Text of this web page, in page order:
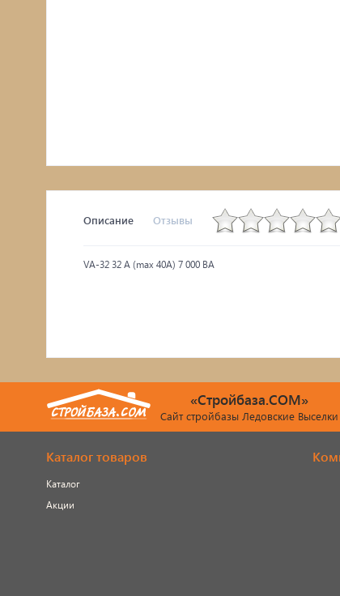
Описание Отзывы
VА-32 32 А (max 40A) 7 000 ВА
«Стройбаза.COM»
Сайт стройбазы Ледовские Выселки
Каталог товаров
Каталог
Акции